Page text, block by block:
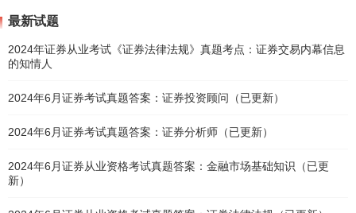
最新试题
2024年证券从业考试《证券法律法规》真题考点：证券交易内幕信息
的知情人
2024年6月证券考试真题答案：证券投资顾问（已更新）
2024年6月证券考试真题答案：证券分析师（已更新）
2024年6月证券从业资格考试真题答案：金融市场基础知识（已更
新）